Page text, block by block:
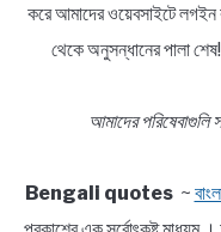
করে আমাদের ওয়েবসাইটে
থেকে অনুসন্ধানের পালা
আমাদের পরিষেবাগুলি
Bengali quotes~